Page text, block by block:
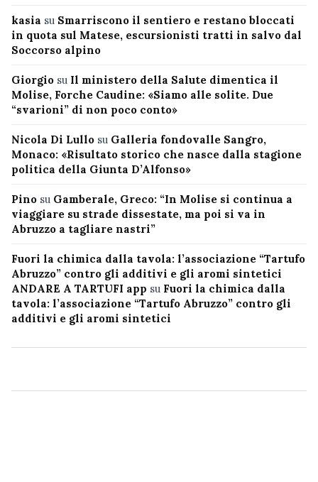
kasia su Smarriscono il sentiero e restano bloccati
in quota sul Matese, escursionisti tratti in salvo dal
Soccorso alpino
Giorgio su Il ministero della Salute dimentica il
Molise, Forche Caudine: «Siamo alle solite. Due
“svarioni” di non poco conto»
Nicola Di Lullo su Galleria fondovalle Sangro,
Monaco: «Risultato storico che nasce dalla stagione
politica della Giunta D’Alfonso»
Pino su Gamberale, Greco: “In Molise si continua a
viaggiare su strade dissestate, ma poi si va in
Abruzzo a tagliare nastri”
Fuori la chimica dalla tavola: l’associazione “Tartufo
Abruzzo” contro gli additivi e gli aromi sintetici
ANDARE A TARTUFI app su Fuori la chimica dalla
tavola: l’associazione “Tartufo Abruzzo” contro gli
additivi e gli aromi sintetici